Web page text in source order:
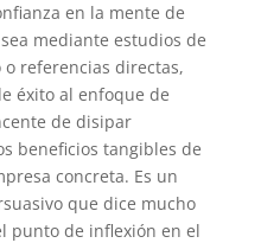
en la mente de
mediante estudios de
referencias directas,
éxito al enfoque de
de disipar
beneficios tangibles de
concreta. Es un
que dice mucho
punto de inflexión en el